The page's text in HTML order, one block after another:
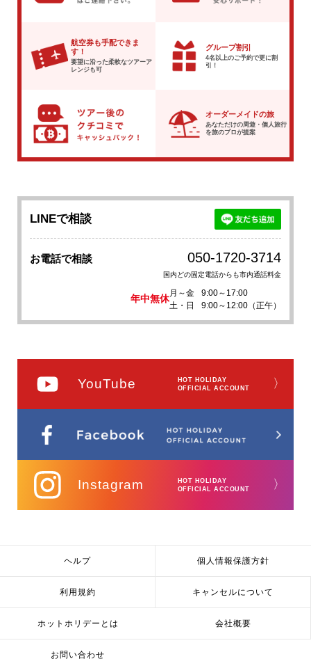
航空券も手配できま
す！
要望に沿った柔軟なツアーア
レンジも可
グループ割引
4名以上のご予約で更に割
引！
オーダーメイドの旅
あなただけの周遊・個人旅行
を旅のプロが提案
LINEで相談
お電話で相談 050-1720-3714
国内どの固定電話からも市内通話料金
年中無休
月～金
9:00～17:00
土・日
9:00～12:00（正午）
YouTube
HOT HOLIDAY
OFFICIAL ACCOUNT
〉
Instagram
HOT HOLIDAY
OFFICIAL ACCOUNT
〉
ヘルプ 個人情報保護方針
利用規約 キャンセルについて
ホットホリデーとは 会社概要
お問い合わせ